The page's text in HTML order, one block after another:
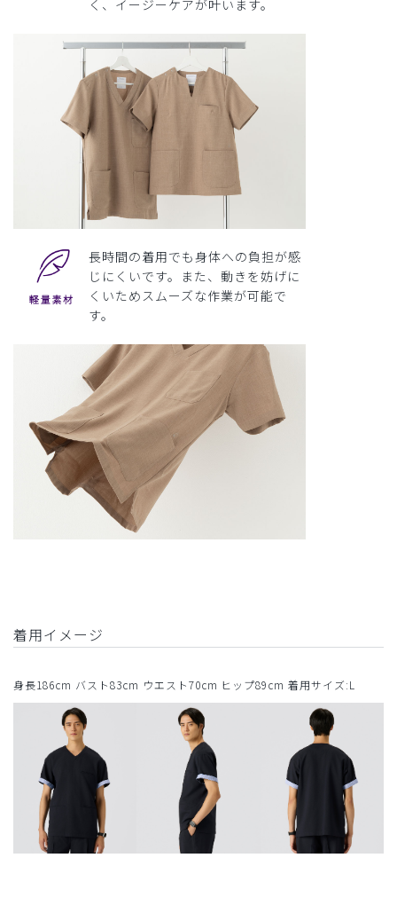
く、イージーケアが叶います。
長時間の着用でも身体への負担が感
じにくいです。また、動きを妨げに
くいためスムーズな作業が可能で
す。
着用イメージ
身長186cm バスト83cm ウエスト70cm ヒップ89cm 着用サイズ:L